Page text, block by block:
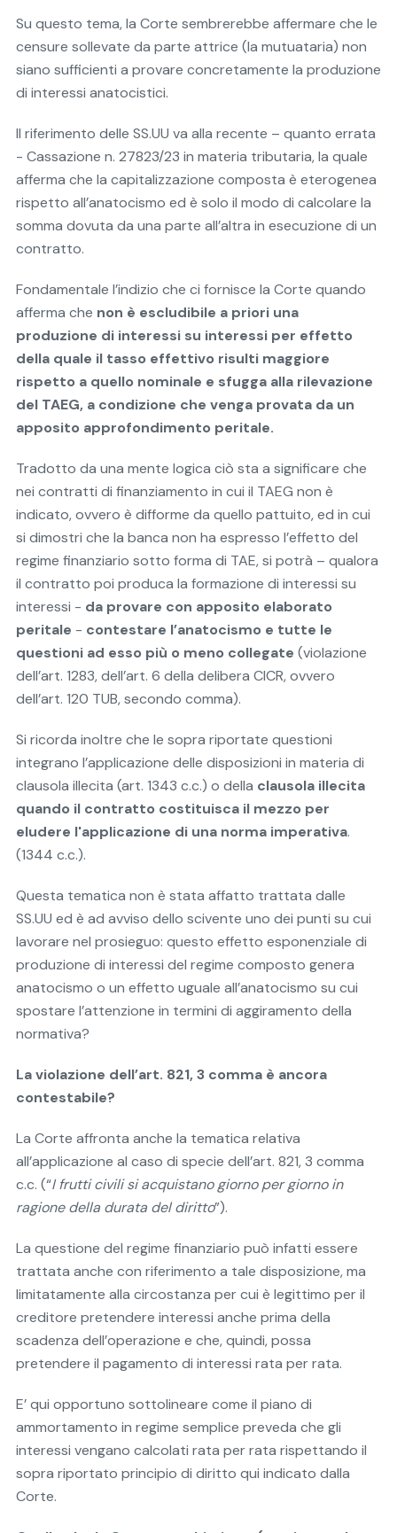
Su questo tema, la Corte sembrerebbe affermare che le
censure sollevate da parte attrice (la mutuataria) non
siano sufficienti a provare concretamente la produzione
di interessi anatocistici.
Il riferimento delle SS.UU va alla recente – quanto errata
- Cassazione n. 27823/23 in materia tributaria, la quale
afferma che la capitalizzazione composta è eterogenea
rispetto all’anatocismo ed è solo il modo di calcolare la
somma dovuta da una parte all’altra in esecuzione di un
contratto.
Fondamentale l’indizio che ci fornisce la Corte quando
afferma che non è escludibile a priori una
produzione di interessi su interessi per effetto
della quale il tasso effettivo risulti maggiore
rispetto a quello nominale e sfugga alla rilevazione
del TAEG, a condizione che venga provata da un
apposito approfondimento peritale.
Tradotto da una mente logica ciò sta a significare che
nei contratti di finanziamento in cui il TAEG non è
indicato, ovvero è difforme da quello pattuito, ed in cui
si dimostri che la banca non ha espresso l’effetto del
regime finanziario sotto forma di TAE, si potrà – qualora
il contratto poi produca la formazione di interessi su
interessi - da provare con apposito elaborato
peritale - contestare l’anatocismo e tutte le
questioni ad esso più o meno collegate (violazione
dell’art. 1283, dell’art. 6 della delibera CICR, ovvero
dell’art. 120 TUB, secondo comma).
Si ricorda inoltre che le sopra riportate questioni
integrano l’applicazione delle disposizioni in materia di
clausola illecita (art. 1343 c.c.) o della clausola illecita
quando il contratto costituisca il mezzo per
eludere l'applicazione di una norma imperativa.
(1344 c.c.).
Questa tematica non è stata affatto trattata dalle
SS.UU ed è ad avviso dello scivente uno dei punti su cui
lavorare nel prosieguo: questo effetto esponenziale di
produzione di interessi del regime composto genera
anatocismo o un effetto uguale all’anatocismo su cui
spostare l’attenzione in termini di aggiramento della
normativa?
La violazione dell’art. 821, 3 comma è ancora
contestabile?
La Corte affronta anche la tematica relativa
all’applicazione al caso di specie dell’art. 821, 3 comma
c.c. (“I frutti civili si acquistano giorno per giorno in
ragione della durata del diritto”).
La questione del regime finanziario può infatti essere
trattata anche con riferimento a tale disposizione, ma
limitatamente alla circostanza per cui è legittimo per il
creditore pretendere interessi anche prima della
scadenza dell’operazione e che, quindi, possa
pretendere il pagamento di interessi rata per rata.
E’ qui opportuno sottolineare come il piano di
ammortamento in regime semplice preveda che gli
interessi vengano calcolati rata per rata rispettando il
sopra riportato principio di diritto qui indicato dalla
Corte.